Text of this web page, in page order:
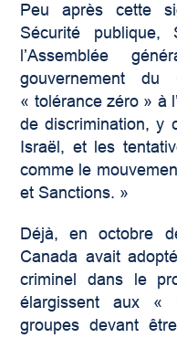
Peu après cette
Sécurité publique,
l’Assemblée
gouvernement
« tolérance zéro » à
de discrimination, y
Israël, et les
comme le
et Sanctions. »
Déjà, en octobre
Canada avait
criminel dans le
élargissent aux «
groupes devant